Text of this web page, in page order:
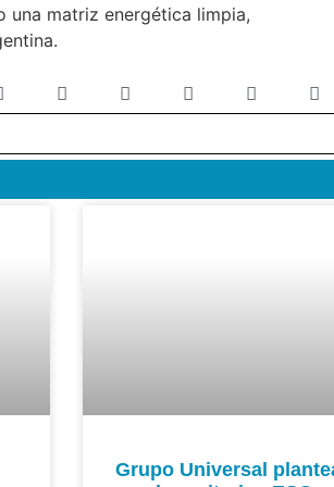
una matriz energética limpia,
Grupo Universal